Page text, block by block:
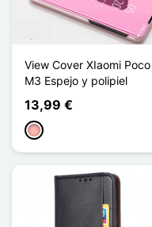
View Cover XIaomi Poco
M3 Espejo y polipiel
13,99 €
Oro rosa